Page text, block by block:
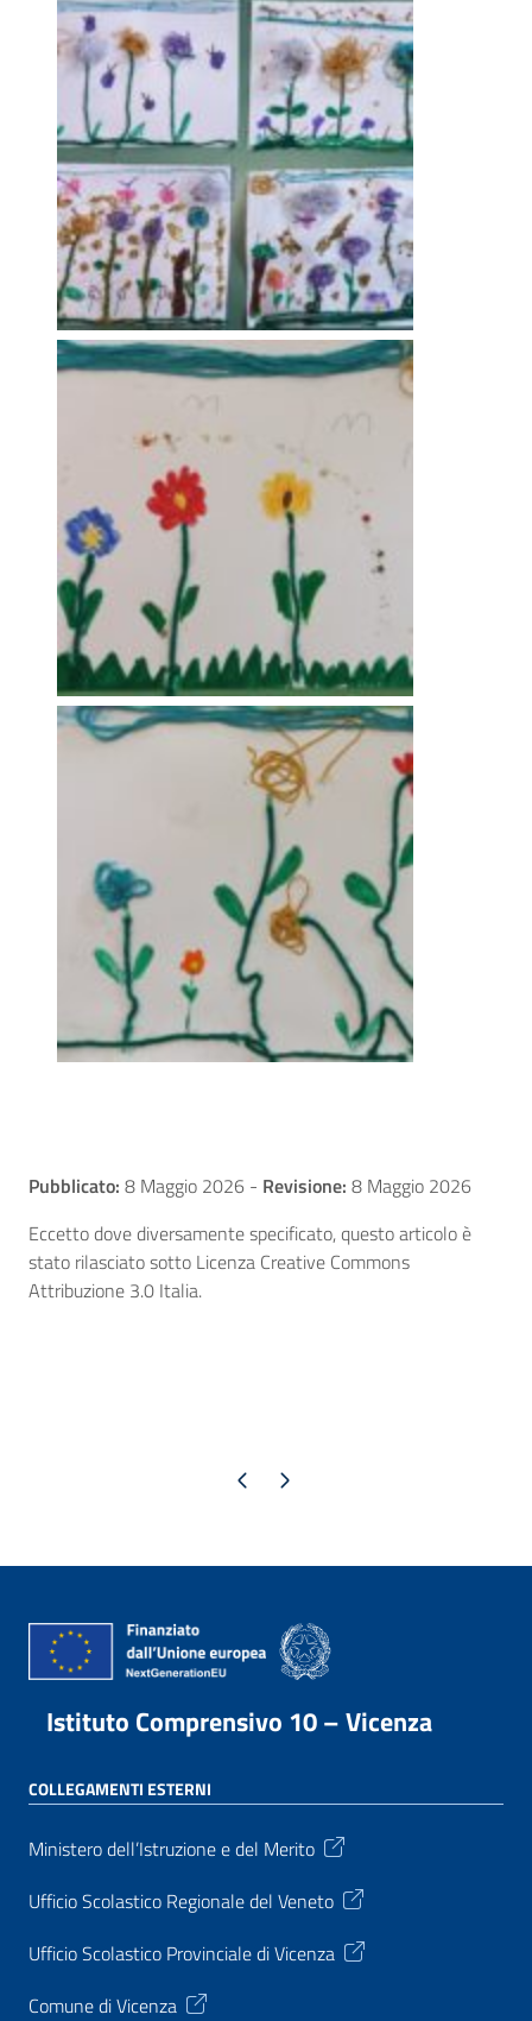
Pubblicato: 8 Maggio 2026 - Revisione: 8 Maggio 2026
Eccetto dove diversamente specificato, questo articolo è
stato rilasciato sotto Licenza Creative Commons
Attribuzione 3.0 Italia.
Pagina precedente
Pagina successiva
Istituto Comprensivo 10 – Vicenza
COLLEGAMENTI ESTERNI
Ministero dell’Istruzione e del Merito
Ufficio Scolastico Regionale del Veneto
Ufficio Scolastico Provinciale di Vicenza
Comune di Vicenza